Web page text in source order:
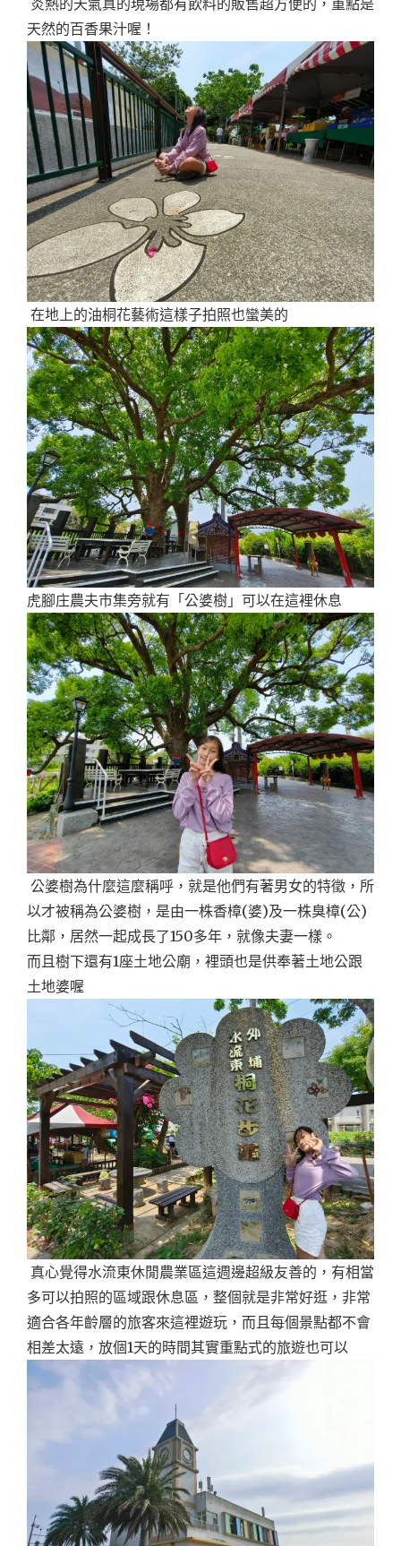
炎熱的天氣真的現場都有飲料的販售超方便的，重點是
天然的百香果汁喔！
在地上的油桐花藝術這樣子拍照也蠻美的
虎腳庄農夫市集旁就有「公婆樹」可以在這裡休息
公婆樹為什麼這麼稱呼，就是他們有著男女的特徵，所
以才被稱為公婆樹，是由一株香樟(婆)及一株臭樟(公)
比鄰，居然一起成長了150多年，就像夫妻一樣。
而且樹下還有1座土地公廟，裡頭也是供奉著土地公跟
土地婆喔
真心覺得水流東休閒農業區這週邊超級友善的，有相當
多可以拍照的區域跟休息區，整個就是非常好逛，非常
適合各年齡層的旅客來這裡遊玩，而且每個景點都不會
相差太遠，放個1天的時間其實重點式的旅遊也可以